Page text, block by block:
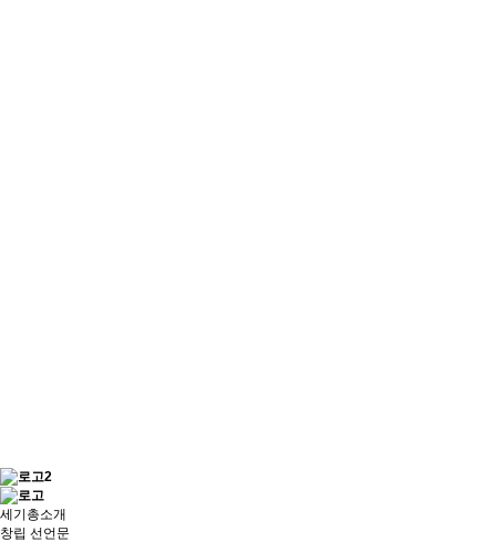
세기총소개
창립 선언문